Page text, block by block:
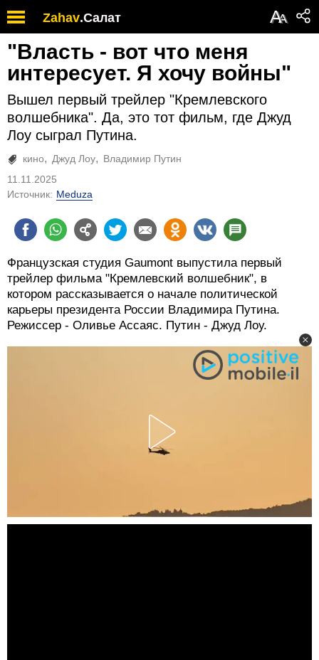
Zahav.Салат АА
"Власть - вот что меня
интересует. Я хочу войны"
Вышел первый трейлер "Кремлевского
волшебника". Да, это тот фильм, где Джуд
Лоу сыграл Путина.
кино Джуд Лоу
Владимир Путин
11.11.2025
Источник: Meduza
Французская студия Gaumont выпустила первый
трейлер фильма "Кремлевский волшебник", в
котором рассказывается о начале политической
карьеры президента России Владимира Путина.
Режиссер - Оливье Ассаяс. Путин - Джуд Лоу.